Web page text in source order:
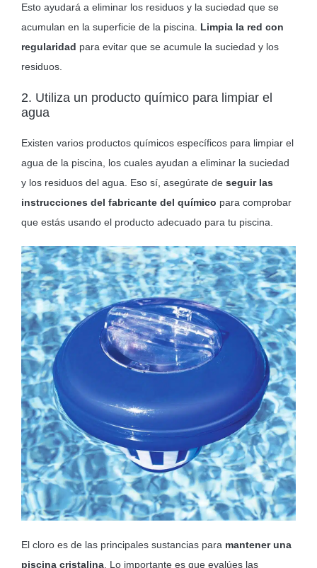
Esto ayudará a eliminar los residuos y la suciedad que se
acumulan en la superficie de la piscina. Limpia la red con
regularidad para evitar que se acumule la suciedad y los
residuos.
2. Utiliza un producto químico para limpiar el
agua
Existen varios productos químicos específicos para limpiar el
agua de la piscina, los cuales ayudan a eliminar la suciedad
y los residuos del agua. Eso sí, asegúrate deseguir las
instrucciones del fabricante del químico para comprobar
que estás usando el producto adecuado para tu piscina.
El cloro es de las principales sustancias para mantener una
piscina cristalina. Lo importante es que evalúes las